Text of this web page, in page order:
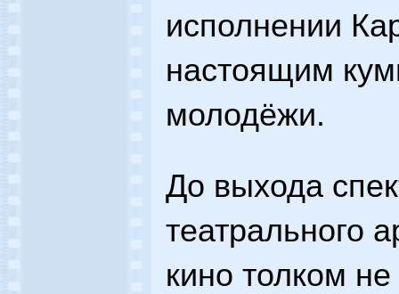
исполнении
настоящим
молодёжи.
До выхода
театрального
кино толком